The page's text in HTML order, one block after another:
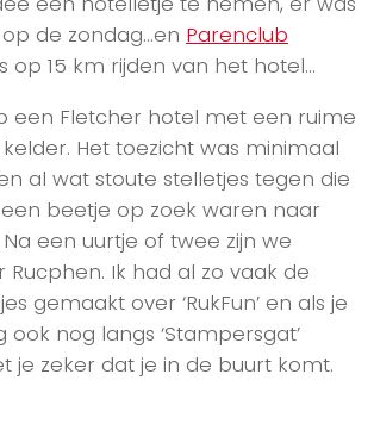
de zondag…en Parenclub
op 15 km rijden van het hotel…
een Fletcher hotel met een ruime
Het toezicht was minimaal
al wat stoute stelletjes tegen die
beetje op zoek waren naar
een uurtje of twee zijn we
Ik had al zo vaak de
gemaakt over ‘RukFun’ en als je
nog langs ‘Stampersgat’
je zeker dat je in de buurt komt.